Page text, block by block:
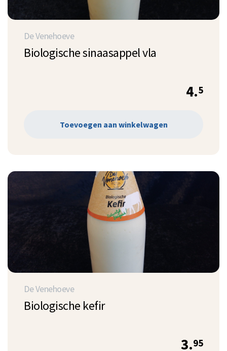
De Venehoeve
Biologische sinaasappel vla
4.5
Toevoegen aan winkelwagen
De Venehoeve
Biologische kefir
3.95